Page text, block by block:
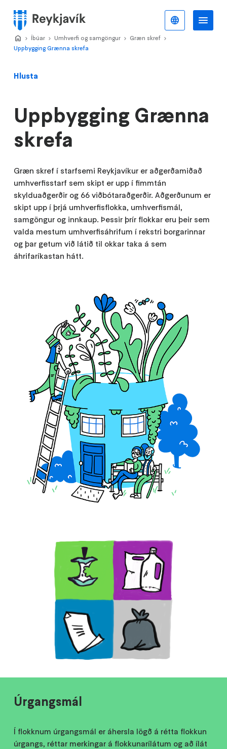
meginefni
Valmynd
Hlusta
Uppbygging Grænna
skrefa
Græn skref í starfsemi Reykjavíkur er aðgerðamiðað
umhverfisstarf sem skipt er upp í fimmtán
skylduaðgerðir og 66 viðbótaraðgerðir. Aðgerðunum er
skipt upp í þrjá umhverfisflokka, umhverfismál,
samgöngur og innkaup. Þessir þrír flokkar eru þeir sem
valda mestum umhverfisáhrifum í rekstri borgarinnar
og þar getum við látið til okkar taka á sem
áhrifaríkastan hátt.
Úrgangsmál
Í flokknum úrgangsmál er áhersla lögð á rétta flokkun
úrgangs, réttar merkingar á flokkunarílátum og að ílát
Home
>
Íbúar >
Umhverfi og samgöngur >
Græn skref
Uppbygging Grænna skrefa
Íslenska